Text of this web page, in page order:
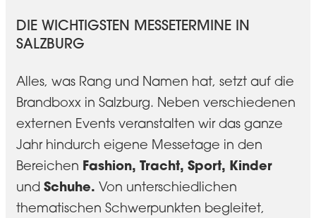
DIE WICHTIGSTEN MESSETERMINE IN
SALZBURG
Alles, was Rang und Namen hat, setzt auf die
Brandboxx in Salzburg. Neben verschiedenen
externen Events veranstalten wir das ganze
Jahr hindurch eigene Messetage in den
Bereichen Fashion, Tracht, Sport, Kinder
und Schuhe. Von unterschiedlichen
thematischen Schwerpunkten begleitet,